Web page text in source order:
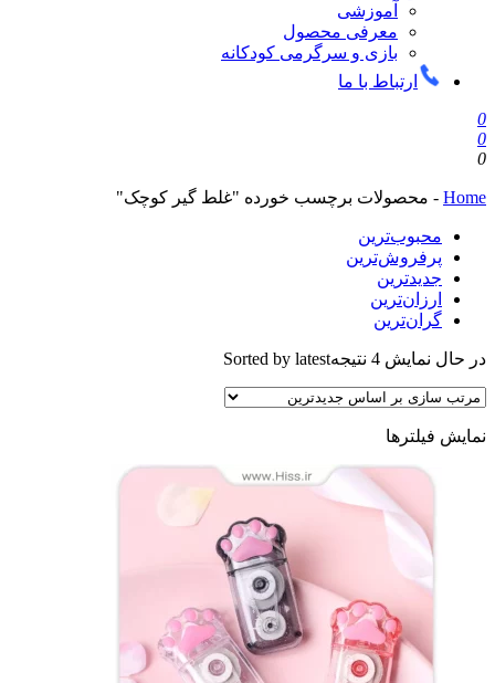
آموزشی
معرفی محصول
بازی و سرگرمی کودکانه
ارتباط با ما
0
0
0
Home
- محصولات برچسب خورده "غلط گیر کوچک"
محبوب‌ترین
پرفروش‌ترین
جدیدترین
ارزان‌ترین
گران‌ترین
در حال نمایش 4 نتیجه Sorted by latest
نمایش فیلترها